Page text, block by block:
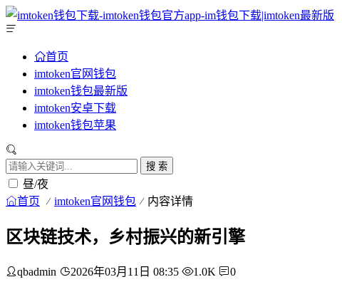
首页
imtoken官网钱包
imtoken钱包最新版
imtoken安卓下载
imtoken钱包苹果
搜 索
昼/夜
首页 imtoken官网钱包 内容详情
区块链技术，乡村振兴的新引擎
qbadmin 2026年03月11日 08:35 1.0K 0